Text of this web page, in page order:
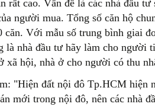
rất cao. Vấn đề là các nhà đầu tư
người mua. Tổng số căn hộ
căn. Với mẫu số trung bình giai
là nhà đầu tư hãy làm cho người
xã hội, nhà ở cho người có thu
"Hiện đất nội đô Tp.HCM hiện
mới trong nội đô, nên các nhà